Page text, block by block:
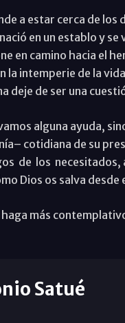
a estar cerca de
en un establo y
en camino hacia el
la intemperie de la
deje de ser una
alguna ayuda,
cotidiana de su
de los necesitados,
Dios os salva desde
más
Satué